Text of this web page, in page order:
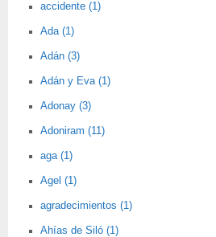
accidente (1)
Ada (1)
Adán (3)
Adán y Eva (1)
Adonay (3)
Adoniram (11)
aga (1)
Agel (1)
agradecimientos (1)
Ahías de Siló (1)